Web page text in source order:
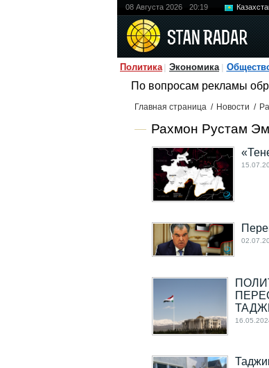
08 Августа 2026 20:19
Политика Экономика
По вопросам рекламы
Главная страница / Новости /
Рахмон Рустам